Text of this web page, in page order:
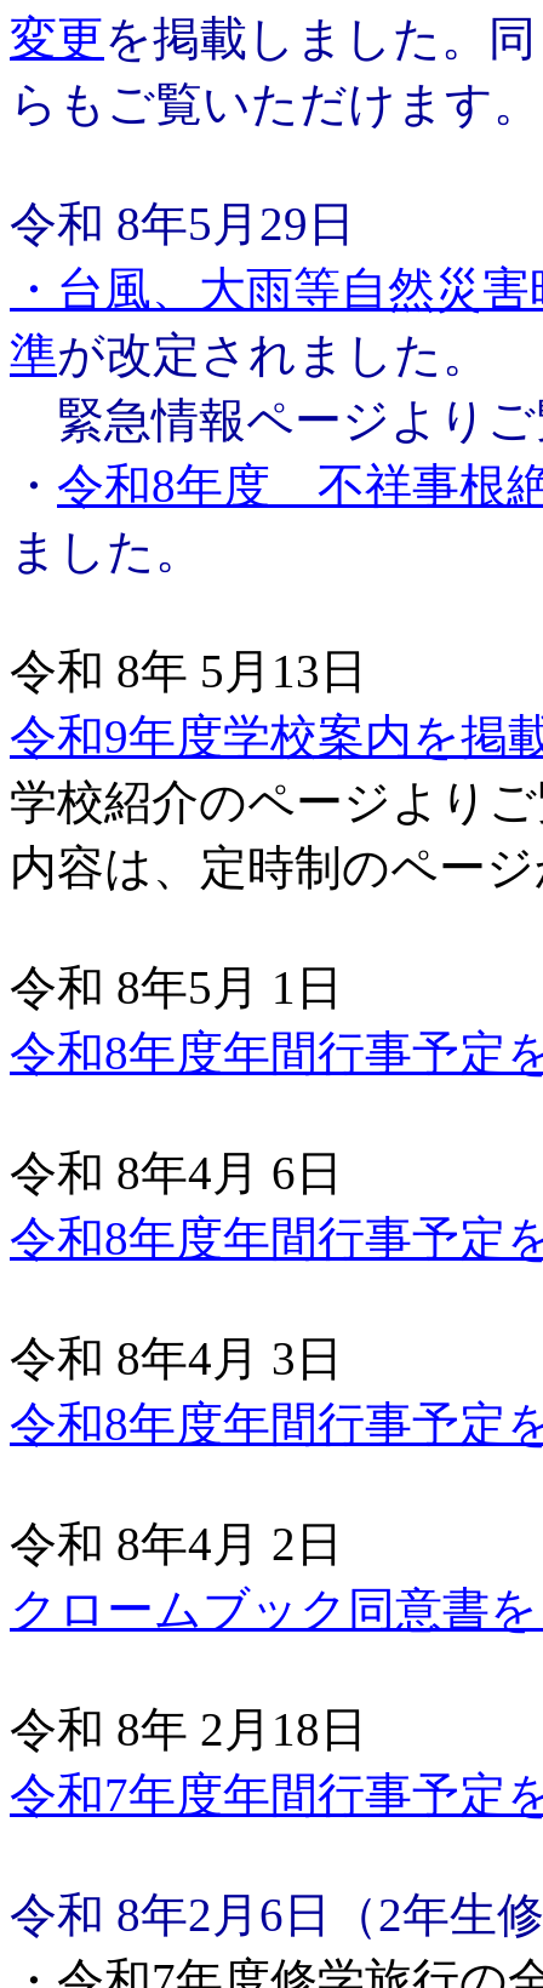
変更を掲載しました。
らもご覧いただけます。
令和 8年5月29日
・台風、大雨等自然災
準が改定されました。
緊急情報ページより
・ 令和8年度 不祥事根
ました。
令和 8年 5月13日
令和9年度学校案内を掲
学校紹介のページより
内容は、定時制のペー
令和 8年5月 1日
令和8年度年間行事予定
令和 8年4月 6日
令和8年度年間行事予定
令和 8年4月 3日
令和8年度年間行事予定
令和 8年4月 2日
クロームブック同意書
令和 8年 2月18日
令和7年度年間行事予定
令和 8年2月6日（2年生